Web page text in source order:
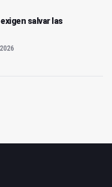
salvar las